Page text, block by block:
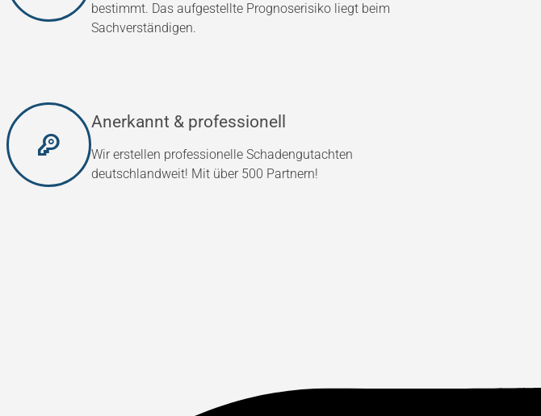
bestimmt. Das aufgestellte Prognoserisiko liegt beim
Sachverständigen.
Anerkannt & professionell
Wir erstellen professionelle Schadengutachten
deutschlandweit! Mit über 500 Partnern!